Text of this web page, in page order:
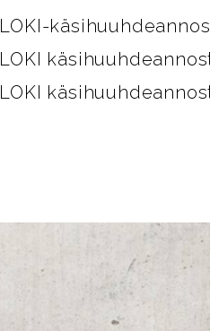
LOKI-
LOKI
LOKI